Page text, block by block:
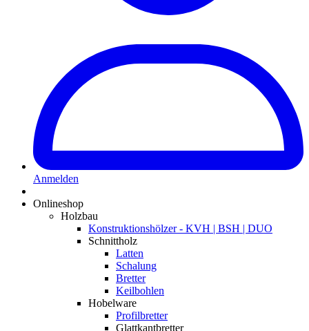
Anmelden
Onlineshop
Holzbau
Konstruktionshölzer - KVH | BSH | DUO
Schnittholz
Latten
Schalung
Bretter
Keilbohlen
Hobelware
Profilbretter
Glattkantbretter